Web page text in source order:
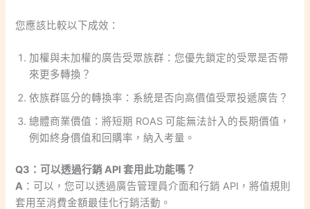
您應該比較以下成效：
加權與未加權的廣告受眾族群：您優先鎖定的受眾是否帶
來更多轉換？
依族群區分的轉換率：系統是否向高價值受眾投遞廣告？
總體商業價值：將短期 ROAS 可能無法計入的長期價值，
例如終身價值和回購率，納入考量。
Q3：可以透過行銷 API 套用此功能嗎？
A ：可以，您可以透過廣告管理員介面和行銷 API，將值規則
套用至消費金額最佳化行銷活動。